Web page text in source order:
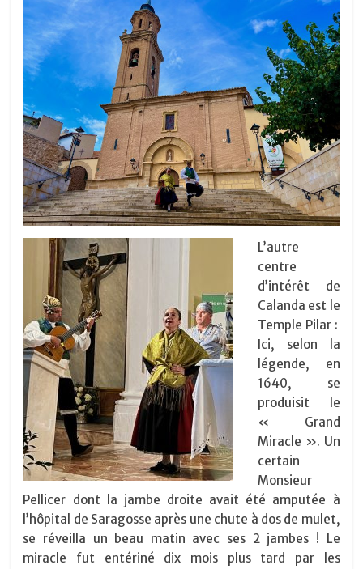
L’autre
centre
d’intérêt de
Calanda est le
Temple Pilar :
Ici, selon la
légende, en
1640, se
produisit le
« Grand
Miracle ». Un
certain
Monsieur
Pellicer dont la jambe droite avait été amputée à
l’hôpital de Saragosse après une chute à dos de mulet,
se réveilla un beau matin avec ses 2 jambes ! Le
miracle fut entériné dix mois plus tard par les